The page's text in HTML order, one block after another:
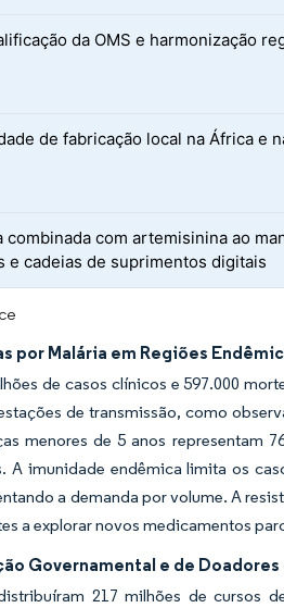
da OMS e harmonização
de fabricação local na África e
combinada com artemisinina ao
e cadeias de suprimentos digitais
por Malária em Regiões
de casos clínicos e 597.000
de transmissão, como
menores de 5 anos representam
A imunidade endêmica limita os
a demanda por volume. A
a explorar novos medicamentos
Governamental e de Doadores
217 milhões de cursos